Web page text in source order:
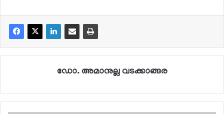
ഡോ. അമാനുല്ല വടക്കാങ്ങര